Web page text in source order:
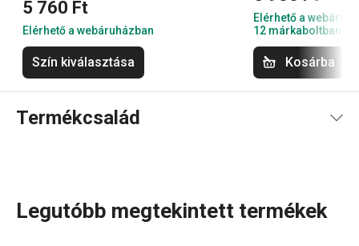
5 760 Ft
Elérhető a webáruházban
Szín kiválasztása
Elérhető a
12 márkaboltban
Kosárba
Termékcsalád
Legutóbb megtekintett termékek